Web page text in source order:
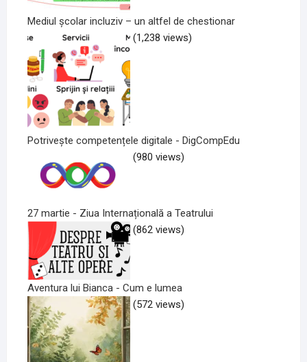
Mediul școlar incluziv – un altfel de chestionar
(1,238 views)
Potrivește competențele digitale - DigCompEdu
(980 views)
27 martie - Ziua Internațională a Teatrului
(862 views)
Aventura lui Bianca - Cum e lumea
(572 views)